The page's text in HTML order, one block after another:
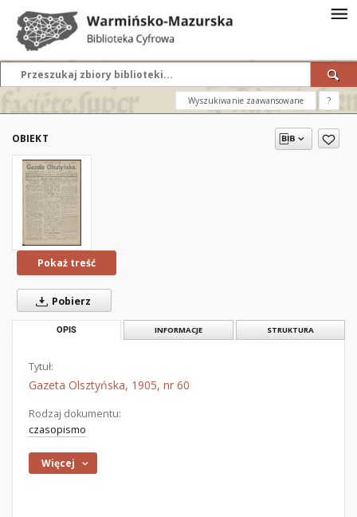
Wyszukiwanie zaawansowane ?
OBIEKT
Pokaż treść
Pobierz
OPIS INFORMACJE STRUKTURA
Tytuł:
Gazeta Olsztyńska, 1905, nr 60
Rodzaj dokumentu:
czasopismo
Więcej